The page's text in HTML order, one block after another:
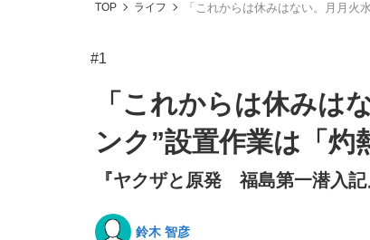
TOP ライフ 「これからは休みはない。月月火
#1
「これからは休みは
ンク”設置作業は「灼
『ヤクザと原発 福島第一潜入
鈴木 智彦